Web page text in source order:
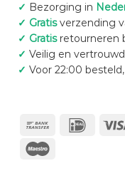
✓ Bezorging in
✓ Gratisverzending
✓ Gratisretourneren
✓ Veilig en vertrouwd
✓ Voor 22:00 besteld,